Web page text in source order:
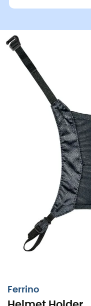
Ferrino